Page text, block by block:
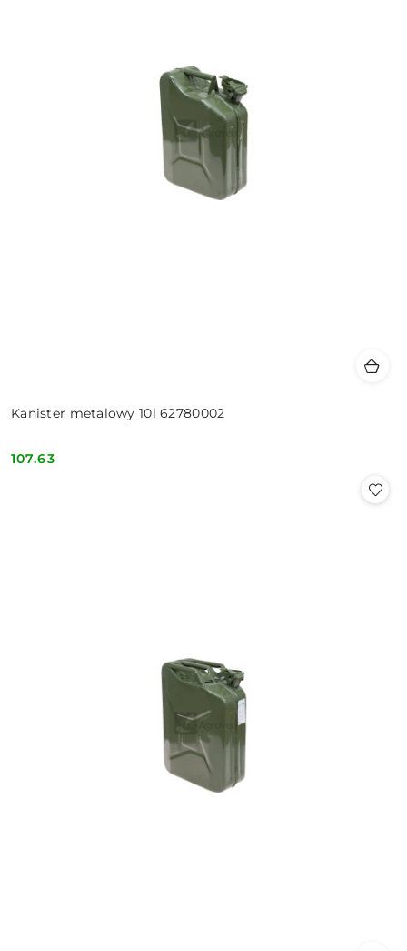
Kanister metalowy 10l 62780002
Cena:
107.63